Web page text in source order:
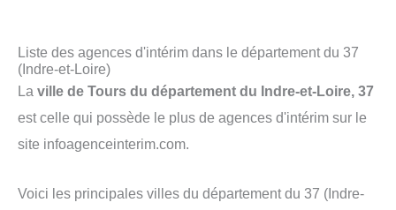
Liste des agences d'intérim dans le département du 37
(Indre-et-Loire)
La ville de Tours du département du Indre-et-Loire, 37
est celle qui possède le plus de agences d'intérim sur le
site infoagenceinterim.com.
Voici les principales villes du département du 37 (Indre-